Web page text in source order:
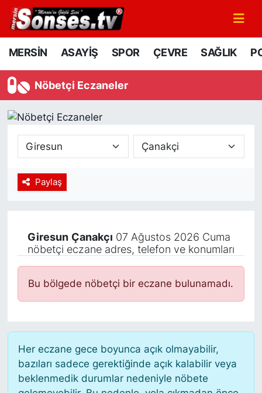
MERSİN ASAYİŞ SPOR ÇEVRE SAĞLIK
Nöbetçi Eczaneler
Paylaş
Giresun Çanakçı 07 Ağustos 2026 Cuma
nöbetçi eczane adres, telefon ve konumları
Bu bölgede nöbetçi bir eczane bulunamadı.
Her eczane gece boyunca açık olmayabilir,
bazıları sadece gerektiğinde açık kalabilir veya
beklenmedik durumlar nedeniyle nöbete
MERSİN
GÜNÜN MANŞETİ
KÜLTÜR - SANAT
SAĞLIK
Siyaset
Haberde insan
Tanıtım
Mersin Nöbetçi Eczaneler
Mersin Trafik Yoğunluk Haritası
Tüm Manşetler
Haber Arşivi